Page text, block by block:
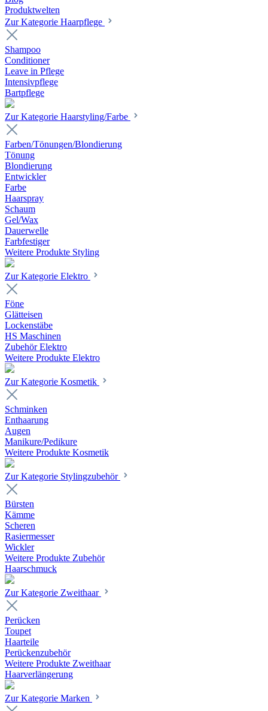
Produktwelten
Zur Kategorie Haarpflege
Shampoo
Conditioner
Leave in Pflege
Intensivpflege
Bartpflege
Zur Kategorie Haarstyling/Farbe
Farben/Tönungen/Blondierung
Tönung
Blondierung
Entwickler
Farbe
Haarspray
Schaum
Gel/Wax
Dauerwelle
Farbfestiger
Weitere Produkte Styling
Zur Kategorie Elektro
Föne
Glätteisen
Lockenstäbe
HS Maschinen
Zubehör Elektro
Weitere Produkte Elektro
Zur Kategorie Kosmetik
Schminken
Enthaarung
Augen
Manikure/Pedikure
Weitere Produkte Kosmetik
Zur Kategorie Stylingzubehör
Bürsten
Kämme
Scheren
Rasiermesser
Wickler
Weitere Produkte Zubehör
Haarschmuck
Zur Kategorie Zweithaar
Perücken
Toupet
Haarteile
Perückenzubehör
Weitere Produkte Zweithaar
Haarverlängerung
Zur Kategorie Marken